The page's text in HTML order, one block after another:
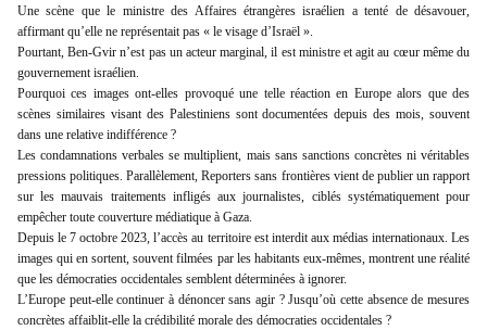
Une scène que le ministre des Affaires étrangères israélien a tenté de désavouer,
affirmant qu’elle ne représentait pas « le visage d’Israël ».
Pourtant, Ben-Gvir n’est pas un acteur marginal, il est ministre et agit au cœur même du
gouvernement israélien.
Pourquoi ces images ont-elles provoqué une telle réaction en Europe alors que des
scènes similaires visant des Palestiniens sont documentées depuis des mois, souvent
dans une relative indifférence ?
Les condamnations verbales se multiplient, mais sans sanctions concrètes ni véritables
pressions politiques. Parallèlement, Reporters sans frontières vient de publier un rapport
sur les mauvais traitements infligés aux journalistes, ciblés systématiquement pour
empêcher toute couverture médiatique à Gaza.
Depuis le 7 octobre 2023, l’accès au territoire est interdit aux médias internationaux. Les
images qui en sortent, souvent filmées par les habitants eux-mêmes, montrent une réalité
que les démocraties occidentales semblent déterminées à ignorer.
L’Europe peut-elle continuer à dénoncer sans agir ? Jusqu’où cette absence de mesures
concrètes affaiblit-elle la crédibilité morale des démocraties occidentales ?